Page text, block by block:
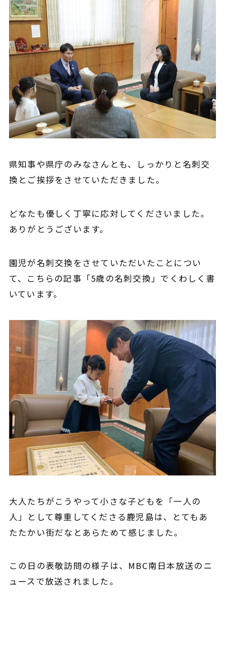
県知事や県庁のみなさんとも、しっかりと名刺交
換とご挨拶をさせていただきました。
どなたも優しく丁寧に応対してくださいました。
ありがとうございます。
園児が名刺交換をさせていただいたことについ
て、
こちらの記事「5歳の名刺交換」 でくわしく書
いています。
大人たちがこうやって小さな子どもを「一人の
人」として尊重してくださる鹿児島は、とてもあ
たたかい街だなとあらためて感じました。
この日の表敬訪問の様子は、 MBC南日本放送のニ
ュースで放送されました。